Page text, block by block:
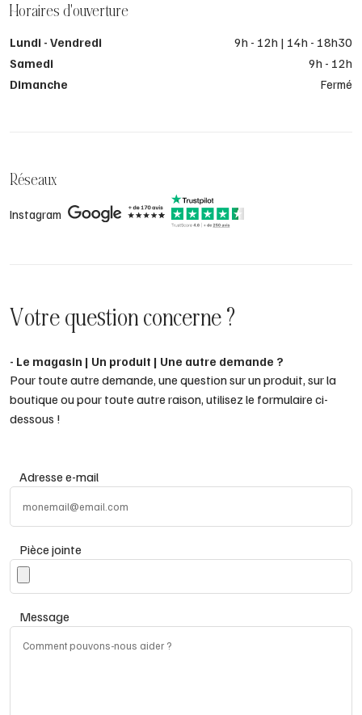
Horaires d'ouverture
Lundi - Vendredi
9h - 12h | 14h - 18h30
Samedi
9h - 12h
Dimanche
Fermé
Réseaux
Instagram
Votre question concerne ?
- Le magasin | Un produit | Une autre demande ?
Pour toute autre demande, une question sur un produit, sur la
boutique ou pour toute autre raison, utilisez le formulaire ci-
dessous !
Adresse e-mail
Pièce jointe
Message